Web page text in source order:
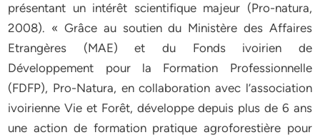
présentant un intérêt scientifique majeur (Pro-natura,
2008). « Grâce au soutien du Ministère des Affaires
Etrangères (MAE) et du Fonds ivoirien de
Développement pour la Formation Professionnelle
(FDFP), Pro-Natura, en collaboration avec l’association
ivoirienne Vie et Forêt, développe depuis plus de 6 ans
une action de formation pratique agroforestière pour